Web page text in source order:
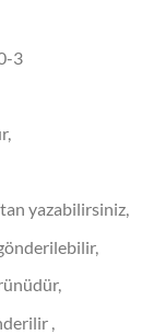
3
yazabilirsiniz,
,